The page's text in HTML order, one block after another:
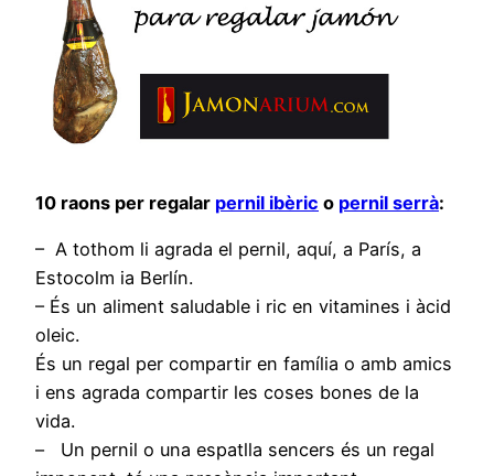
10 raons per regalar pernil ibèric o pernil serrà:
– A tothom li agrada el pernil, aquí, a París, a
Estocolm ia Berlín.
– És un aliment saludable i ric en vitamines i àcid
oleic.
És un regal per compartir en família o amb amics
i ens agrada compartir les coses bones de la
vida.
– Un pernil o una espatlla sencers és un regal